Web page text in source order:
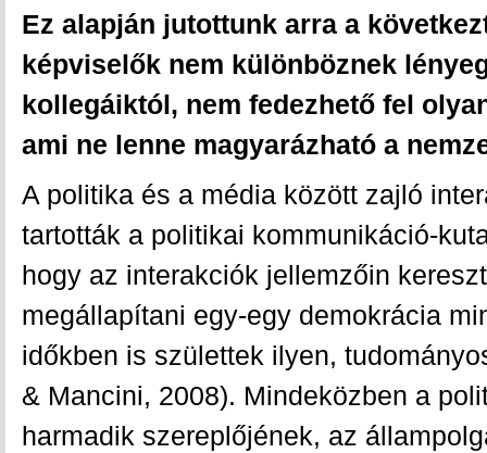
Ez alapján jutottunk arra a
képviselők nem különböznek
kollegáiktól, nem fedezhető fel
ami ne lenne magyarázható a
A politika és a média között zajló
tartották a politikai kommunikáció-
hogy az interakciók jellemzőin
megállapítani egy-egy demokrácia
időkben is születtek ilyen,
& Mancini, 2008). Mindeközben a
harmadik szereplőjének, az